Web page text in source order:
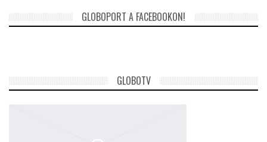
GLOBOPORT A FACEBOOKON!
GLOBOTV